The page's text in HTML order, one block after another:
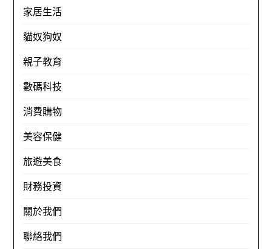
家居生活
貓奴狗奴
親子教育
數碼科技
消費購物
美容保健
旅遊美食
財務投資
關於我們
聯絡我們